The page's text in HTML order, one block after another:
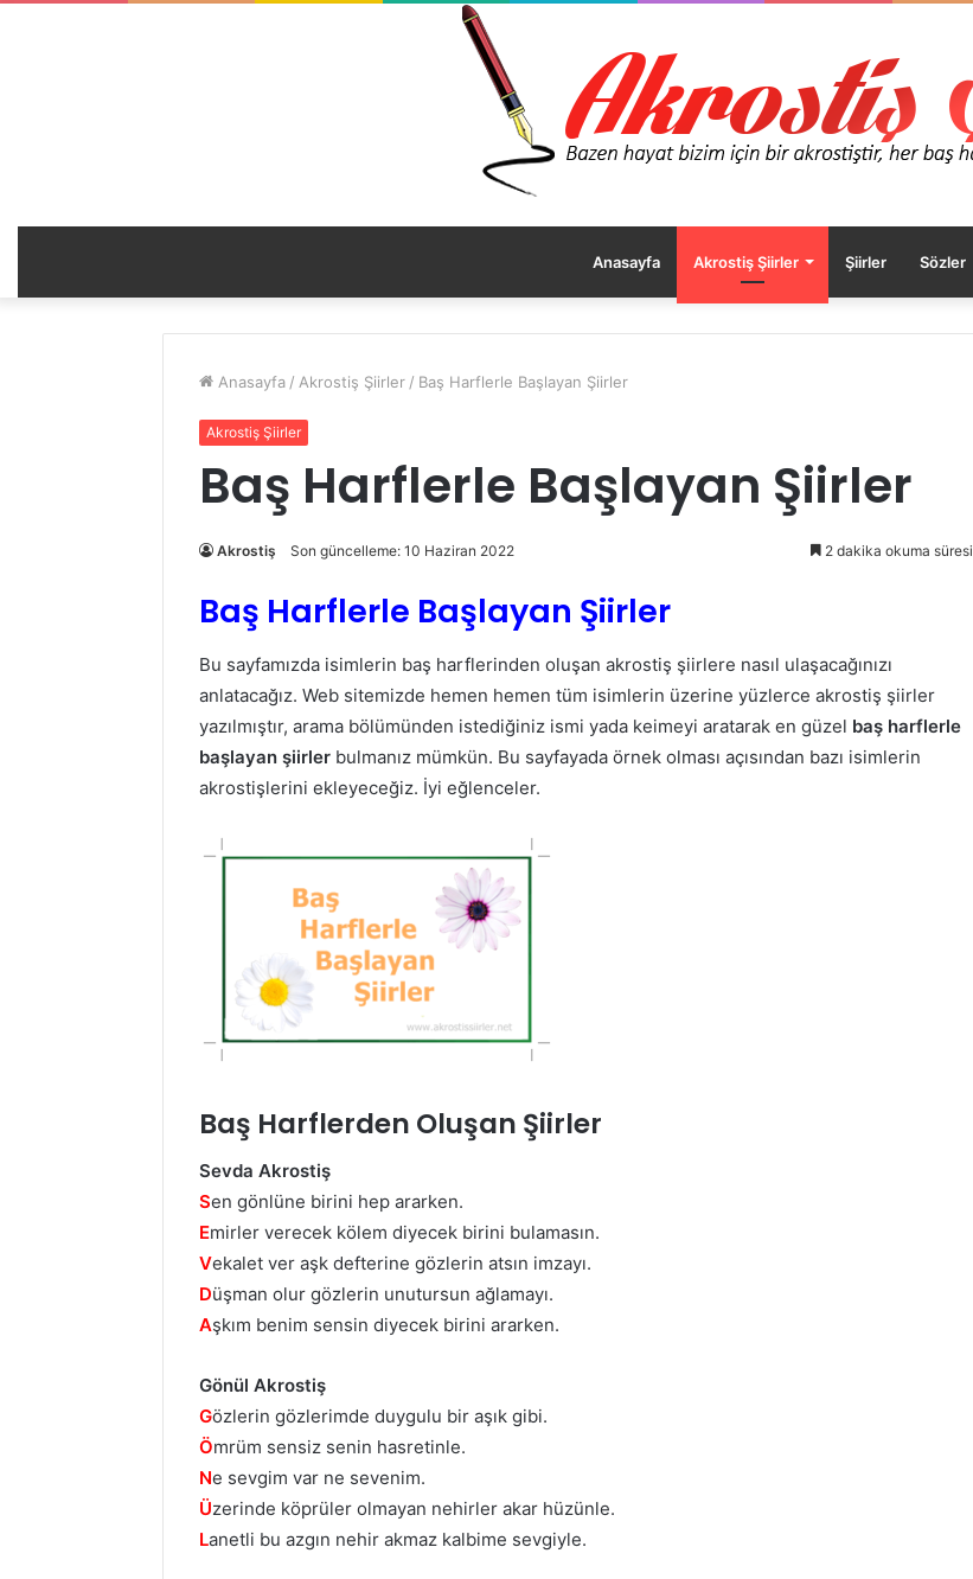
Anasayfa Akrostiş Şiirler Şiirler Sözler
Anasayfa / Akrostiş Şiirler / Baş Harflerle Başlayan Şiirler
Akrostiş Şiirler
Baş Harflerle Başlayan Şiirler
Akrostiş Son güncelleme: 10 Haziran 2022 2 dakika okuma süresi
Baş Harflerle Başlayan Şiirler
Bu sayfamızda isimlerin baş harflerinden oluşan akrostiş şiirlere nasıl ulaşacağınızı
anlatacağız. Web sitemizde hemen hemen tüm isimlerin üzerine yüzlerce akrostiş şiirler
yazılmıştır, arama bölümünden istediğiniz ismi yada keimeyi aratarak en güzel baş harflerle
başlayan şiirler bulmanız mümkün. Bu sayfayada örnek olması açısından bazı isimlerin
akrostişlerini ekleyeceğiz. İyi eğlenceler.
Baş Harflerden Oluşan Şiirler
Sevda Akrostiş
Sen gönlüne birini hep ararken.
Emirler verecek kölem diyecek birini bulamasın.
Vekalet ver aşk defterine gözlerin atsın imzayı.
Düşman olur gözlerin unutursun ağlamayı.
Aşkım benim sensin diyecek birini ararken.
Gönül Akrostiş
Gözlerin gözlerimde duygulu bir aşık gibi.
Ömrüm sensiz senin hasretinle.
Ne sevgim var ne sevenim.
Üzerinde köprüler olmayan nehirler akar hüzünle.
Lanetli bu azgın nehir akmaz kalbime sevgiyle.